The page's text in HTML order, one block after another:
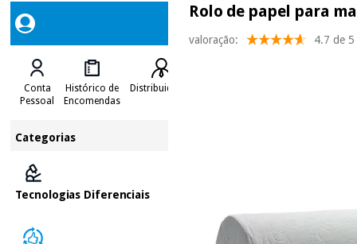
Conta
Pessoal
Histórico de
Encomendas
Distribuidores
Categorias
Tecnologias Diferenciais
Rolo de papel para
valoração: 4.7 de 5